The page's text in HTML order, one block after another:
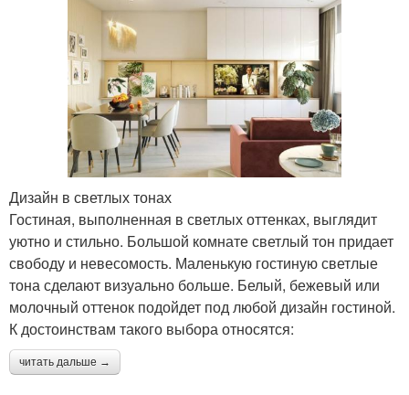
Дизайн в светлых тонах
Гостиная, выполненная в светлых оттенках, выглядит
уютно и стильно. Большой комнате светлый тон придает
свободу и невесомость. Маленькую гостиную светлые
тона сделают визуально больше. Белый, бежевый или
молочный оттенок подойдет под любой дизайн гостиной.
К достоинствам такого выбора относятся:
читать дальше →